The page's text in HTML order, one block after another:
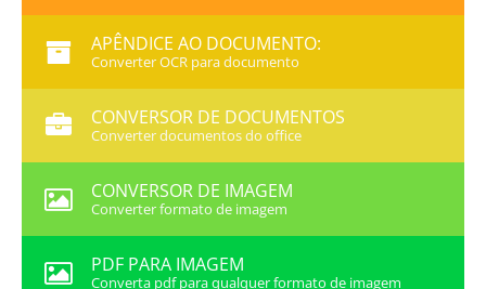
APÊNDICE AO DOCUMENTO:
Converter OCR para documento
CONVERSOR DE DOCUMENTOS
Converter documentos do office
CONVERSOR DE IMAGEM
Converter formato de imagem
PDF PARA IMAGEM
Converta pdf para qualquer formato de imagem